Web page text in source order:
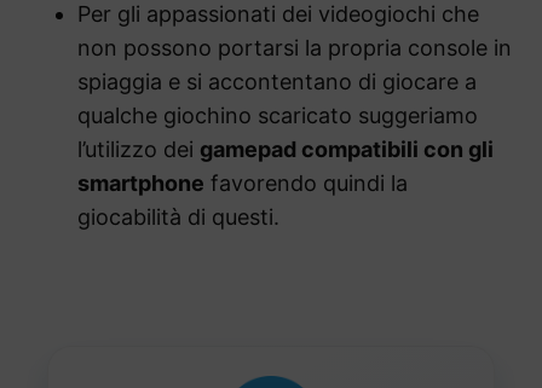
Per gli appassionati dei videogiochi che
non possono portarsi la propria console in
spiaggia e si accontentano di giocare a
qualche giochino scaricato suggeriamo
l’utilizzo dei gamepad compatibili con gli
smartphone favorendo quindi la
giocabilità di questi.